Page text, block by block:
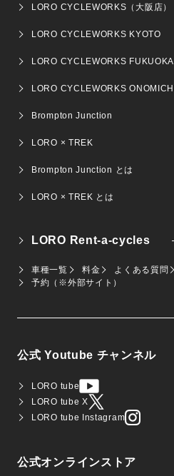
LORO CYCLEWORKS（大阪店）
LORO CYCLEWORKS KYOTO
LORO CYCLEWORKS FUKUOKA
LORO CYCLEWORKS ONOMICHI
Brompton Junction
LORO × TREK
Brompton Junction とは
LORO × TREK とは
LORO Rent-a-cycles
車種一覧 料金 よくある質問
予約（※外部サイト）
公式 Youtube チャンネル
LORO tube
LORO tube X
LORO tube Instagram
公式オンラインストア